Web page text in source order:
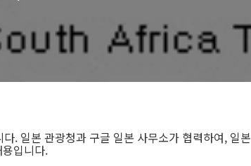
다. 일본 관광청과 구글 일본 사무소가 협력하여, 일본
입니다.